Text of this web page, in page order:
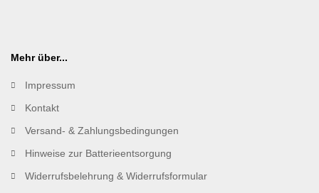
Mehr über...
Impressum
Kontakt
Versand- & Zahlungsbedingungen
Hinweise zur Batterieentsorgung
Widerrufsbelehrung & Widerrufsformular